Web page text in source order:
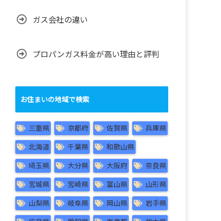
ガス会社の違い
プロパンガス料金が高い理由と評判
お住まいの地域で検索
三重県 京都府 佐賀県 兵庫県
北海道 千葉県 和歌山県
埼玉県 大分県 大阪府 奈良県
宮城県 宮崎県 富山県 山形県
山梨県 岐阜県 岡山県 岩手県